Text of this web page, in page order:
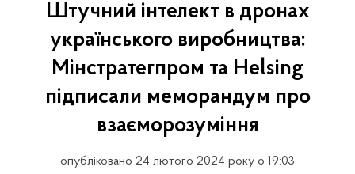
Штучний інтелект в дронах
українського виробництва:
Мінстратегпром та Helsing
підписали меморандум про
взаєморозуміння
опубліковано 24 лютого 2024 року о 19:03